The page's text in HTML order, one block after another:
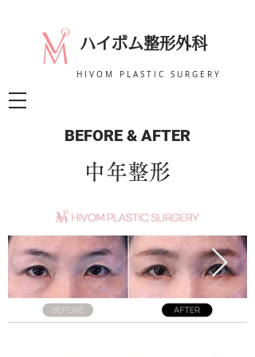
ハイボム整形外科
HIVOM PLASTIC SURGERY
BEFORE & AFTER
BEFORE & AFTER
中年整形